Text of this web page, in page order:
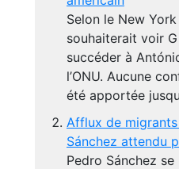
Selon le New
souhaiterait voir
succéder à
l’ONU. Aucune
été apportée
Afflux de
Sánchez attendu
Pedro Sánchez